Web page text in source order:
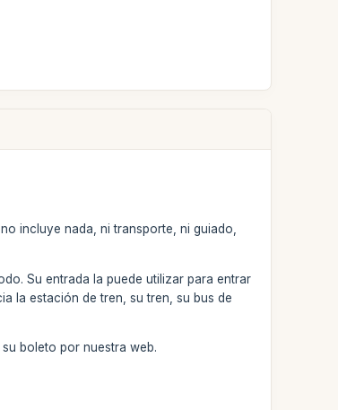
incluye nada, ni transporte, ni guiado,
Su entrada la puede utilizar para entrar
la estación de tren, su tren, su bus de
boleto por nuestra web.